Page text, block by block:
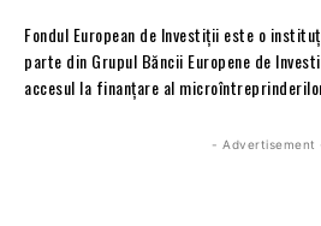
Fondul European de Investiții este o
parte din Grupul Băncii Europene de
accesul la finanțare al
- Advertisement